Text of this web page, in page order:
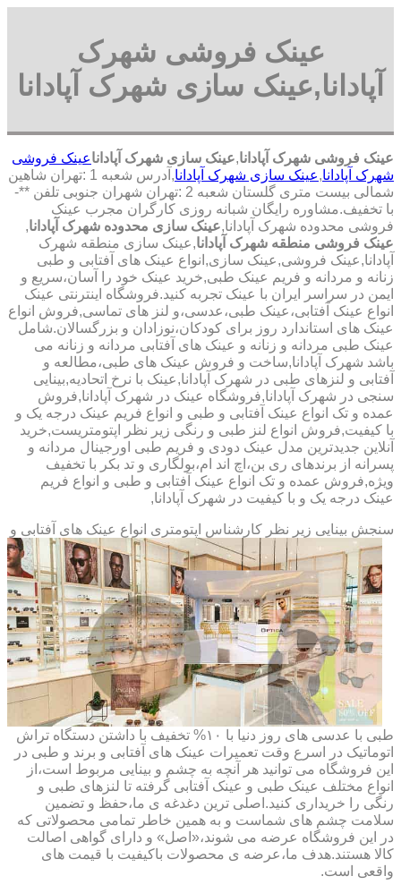
عینک فروشی شهرک
آپادانا,عینک سازی شهرک آپادانا
عینک فروشی شهرک آپادانا,عینک سازی شهرک آپاداناعینک فروشی
شهرک آپادانا,عینک سازی شهرک آپادانا
,آدرس شعبه 1 :تهران شاهین
شمالی بیست متری گلستان شعبه 2 :تهران شهران جنوبی تلفن **-
با تخفیف.مشاوره رایگان شبانه روزی کارگران مجرب عینک
فروشی محدوده شهرک آپادانا,عینک سازی محدوده شهرک آپادانا,
عینک فروشی منطقه شهرک آپادانا,عینک سازی منطقه شهرک
آپادانا,عینک فروشی,عینک سازی,انواع عینک های آفتابی و طبی
زنانه و مردانه و فریم عینک طبی,خرید عینک خود را آسان،سریع و
ایمن در سراسر ایران با عینک تجربه کنید.فروشگاه اینترنتی عینک
انواع عینک آفتابی،عینک طبی،عدسی،و لنز های تماسی,فروش انواع
عینک های استاندارد روز برای کودکان،نوزادان و بزرگسالان.شامل
عینک طبی مردانه و زنانه و عینک های آفتابی مردانه و زنانه می
باشد شهرک آپادانا,ساخت و فروش عینک های طبی،مطالعه و
آفتابی و لنزهای طبی در شهرک آپادانا,عینک با نرخ اتحادیه,بینایی
سنجی در شهرک آپادانا,فروشگاه عینک در شهرک آپادانا,فروش
عمده و تک انواع عینک آفتابی و طبی و انواع فریم عینک درجه یک و
با کیفیت,فروش انواع لنز طبی و رنگی زیر نظر اپتومتریست,خرید
آنلاین جدیدترین مدل عینک دودی و فریم طبی اورجینال مردانه و
پسرانه از برندهای ری بن،اچ اند ام،بولگاری و تد بکر با تخفیف
ویژه,فروش عمده و تک انواع عینک آفتابی و طبی و انواع فریم
عینک درجه یک و با کیفیت در شهرک آپادانا,
سنجش بینایی زیر نظر کارشناس اپتومتری انواع عینک های آفتابی و
طبی با عدسی های روز دنیا با ۱۰% تخفیف با داشتن دستگاه تراش
اتوماتیک در اسرع وقت تعمیرات عینک های آفتابی و برند و طبی در
این فروشگاه می توانید هر آنچه به چشم و بینایی مربوط است،از
انواع مختلف عینک طبی و عینک آفتابی گرفته تا لنزهای طبی و
رنگی را خریداری کنید.اصلی ترین دغدغه ی ما،حفظ و تضمین
سلامت چشم های شماست و به همین خاطر تمامی محصولاتی که
در این فروشگاه عرضه می شوند،«اصل» و دارای گواهی اصالت
کالا هستند.هدف ما،عرضه ی محصولات باکیفیت با قیمت های
واقعی است.